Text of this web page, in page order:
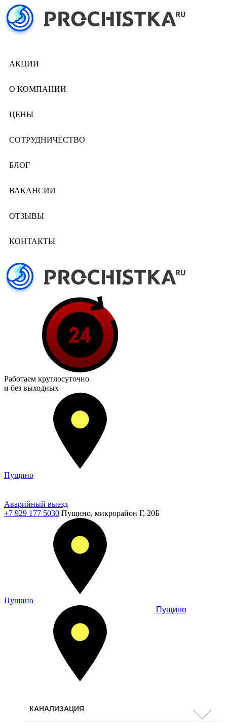
АКЦИИ
О КОМПАНИИ
ЦЕНЫ
СОТРУДНИЧЕСТВО
БЛОГ
ВАКАНСИИ
ОТЗЫВЫ
КОНТАКТЫ
Работаем круглосуточно
и без выходных
Пущино
Аварийный выезд
+7 929 177 5030 Пущино, микрорайон Г, 20Б
Пущино
Пущино
КАНАЛИЗАЦИЯ